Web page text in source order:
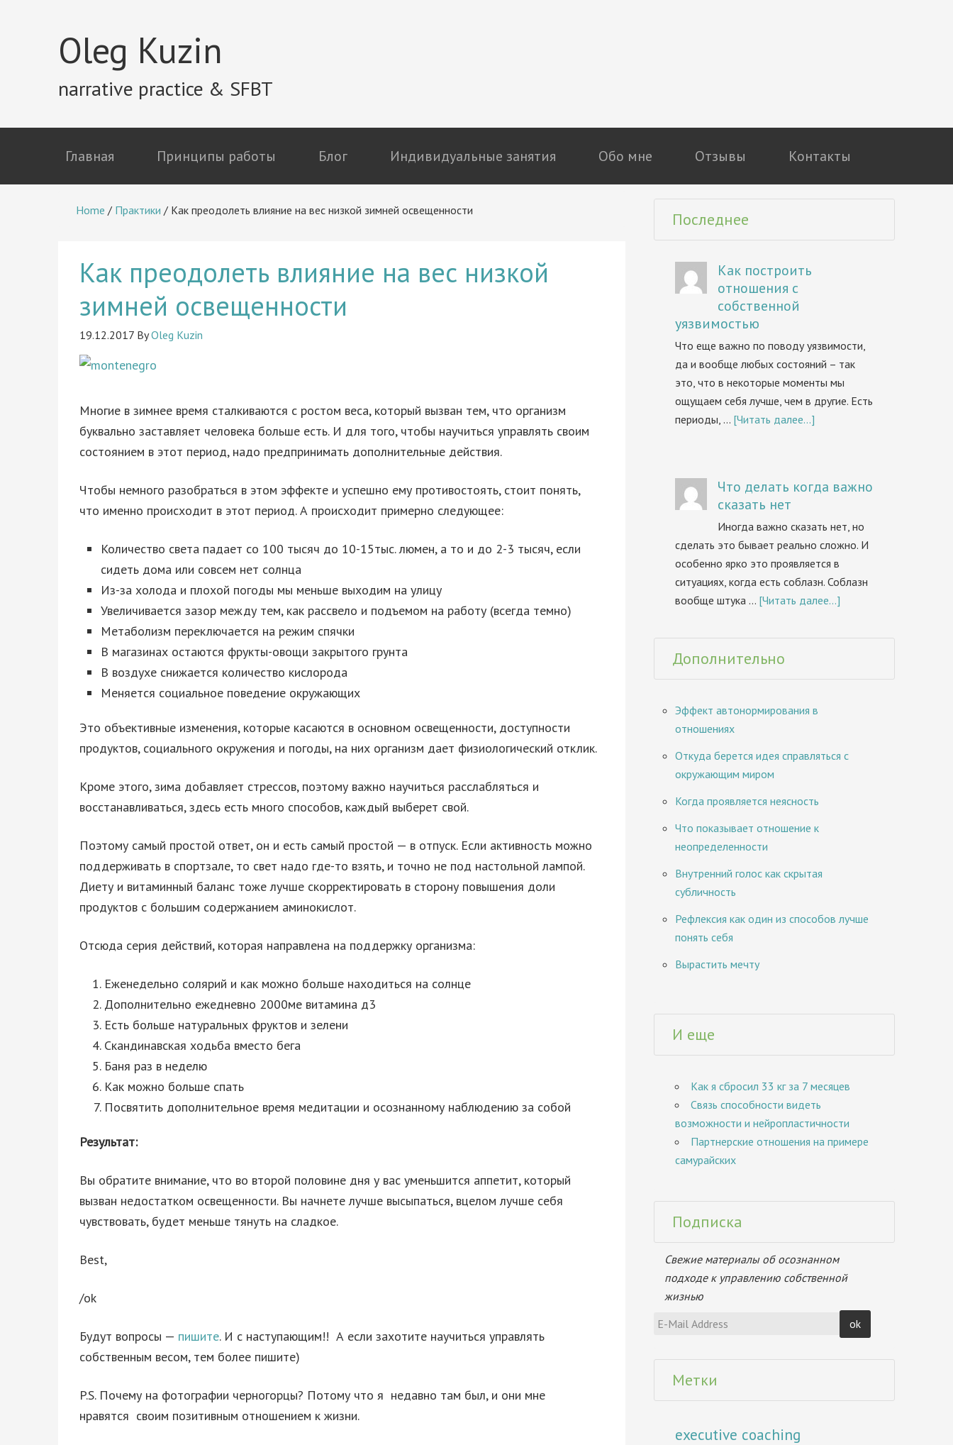
Oleg Kuzin
narrative practice & SFBT
Главная Принципы работы Блог Индивидуальные занятия Обо мне Отзывы Контакты
Home / Практики / Как преодолеть влияние на вес низкой зимней освещенности
Как преодолеть влияние на вес низкой
зимней освещенности
19.12.2017 ByOleg Kuzin
Многие в зимнее время сталкиваются с ростом веса, который вызван тем, что организм
буквально заставляет человека больше есть. И для того, чтобы научиться управлять своим
состоянием в этот период, надо предпринимать дополнительные действия.
Чтобы немного разобраться в этом эффекте и успешно ему противостоять, стоит понять,
что именно происходит в этот период. А происходит примерно следующее:
Количество света падает со 100 тысяч до 10-15тыс. люмен, а то и до 2-3 тысяч, если
сидеть дома или совсем нет солнца
Из-за холода и плохой погоды мы меньше выходим на улицу
Увеличивается зазор между тем, как рассвело и подъемом на работу (всегда темно)
Метаболизм переключается на режим спячки
В магазинах остаются фрукты-овощи закрытого грунта
В воздухе снижается количество кислорода
Меняется социальное поведение окружающих
Это объективные изменения, которые касаются в основном освещенности, доступности
продуктов, социального окружения и погоды, на них организм дает физиологический отклик.
Кроме этого, зима добавляет стрессов, поэтому важно научиться расслабляться и
восстанавливаться, здесь есть много способов, каждый выберет свой.
Поэтому самый простой ответ, он и есть самый простой — в отпуск. Если активность можно
поддерживать в спортзале, то свет надо где-то взять, и точно не под настольной лампой.
Диету и витаминный баланс тоже лучше скорректировать в сторону повышения доли
продуктов с большим содержанием аминокислот.
Отсюда серия действий, которая направлена на поддержку организма:
Еженедельно солярий и как можно больше находиться на солнце
Дополнительно ежедневно 2000ме витамина д3
Есть больше натуральных фруктов и зелени
Скандинавская ходьба вместо бега
Баня раз в неделю
Как можно больше спать
Посвятить дополнительное время медитации и осознанному наблюдению за собой
Результат:
Вы обратите внимание, что во второй половине дня у вас уменьшится аппетит, который
вызван недостатком освещенности. Вы начнете лучше высыпаться, вцелом лучше себя
чувствовать, будет меньше тянуть на сладкое.
Best,
/ok
Будут вопросы — пишите. И с наступающим!! А если захотите научиться управлять
собственным весом, тем более пишите)
P.S. Почему на фотографии черногорцы? Потому что я недавно там был, и они мне
нравятся своим позитивным отношением к жизни.
Последнее
Как построить
отношения с
собственной
уязвимостью
Что еще важно по поводу уязвимости,
да и вообще любых состояний – так
это, что в некоторые моменты мы
ощущаем себя лучше, чем в другие. Есть
периоды, … [Читать далее...]
Что делать когда важно
сказать нет
Иногда важно сказать нет, но
сделать это бывает реально сложно. И
особенно ярко это проявляется в
ситуациях, когда есть соблазн. Соблазн
вообще штука … [Читать далее...]
Дополнительно
Эффект автонормирования в
отношениях
Откуда берется идея справляться с
окружающим миром
Когда проявляется неясность
Что показывает отношение к
неопределенности
Внутренний голос как скрытая
субличность
Рефлексия как один из способов лучше
понять себя
Вырастить мечту
И еще
Как я сбросил 33 кг за 7 месяцев
Связь способности видеть
возможности и нейропластичности
Партнерские отношения на примере
самурайских
Подписка
Свежие материалы об осознанном
подходе к управлению собственной
жизнью
Метки
executive coaching